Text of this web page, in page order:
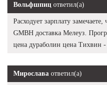
Вольфшпиц ответил(а)
Расходует зарплату
GMBH доставка Мелеуз.
цена дураболин цена Тихвин -
Мирослава ответил(а)